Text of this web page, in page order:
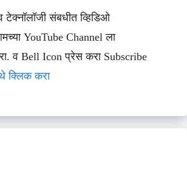
टेक्नॉलॉजी संबधीत व्हिडिओ
YouTube Channel ला
व Bell Icon प्रेस करा Subscribe
क्लिक करा